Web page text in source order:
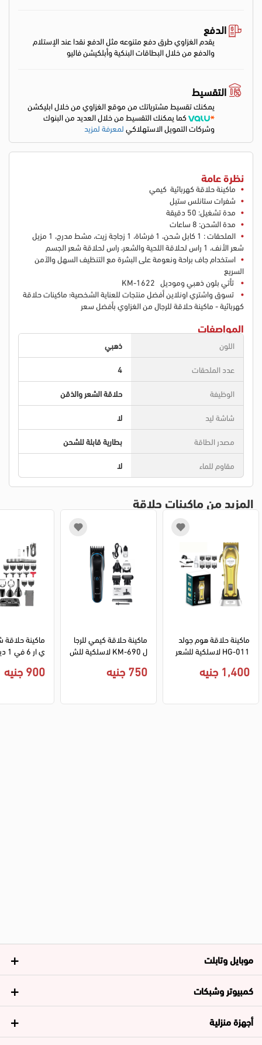
الدفع
يقدم الغزاوي طرق دفع متنوعه مثل الدفع نقدا عند الإستلام
والدفع من خلال البطاقات البنكية وأبلكيشن فاليو
التقسيط
يمكنك تقسيط مشترياتك من موقع الغزاوي من خلال ابليكشن
كما يمكنك التقسيط من خلال العديد من البنوك
وشركات التمويل الاستهلاكيلمعرفة لمزيد
نظرة عامة
ماكينة حلاقة كهربائية كيمي
شفرات ستانلس ستيل
مدة تشغيل: 50 دقيقة
مدة الشحن: 8 ساعات
الملحقات : 1 كابل شحن، 1 فرشاة، 1 زجاجة زيت، مشط مدرج، 1 مزيل
شعر الأنف، 1 راس لحلاقة اللحية والشعر، راس لحلاقة شعر الجسم
استخدام جاف براحة ونعومة على البشرة مع التنظيف السهل والآمن
السريع
تأتي بلون ذهبي وموديل KM-1622
تسوق واشتري اونلاين أفضل منتجات للعناية الشخصية؛ ماكينات حلاقة
كهربائية - ماكينة حلاقة للرجال من الغزاوي بأفضل سعر
المواصفات
اللون
ذهبي
عدد الملحقات
4
الوظيفة
حلاقة الشعر والذقن
شاشة ليد
لا
مصدر الطاقة
بطارية قابلة للشحن
مقاوم للماء
لا
المزيد من ماكينات حلاقة
هبي
1,400 جنيه
ماكينة حلاقة كيمي للرجا
ل KM-690 لاسلكية للش
ن - اسود
750 جنيه
ماكينة
ي
900 جنيه
موبايل وتابلت
كمبيوتر وشبكات
أجهزة منزلية